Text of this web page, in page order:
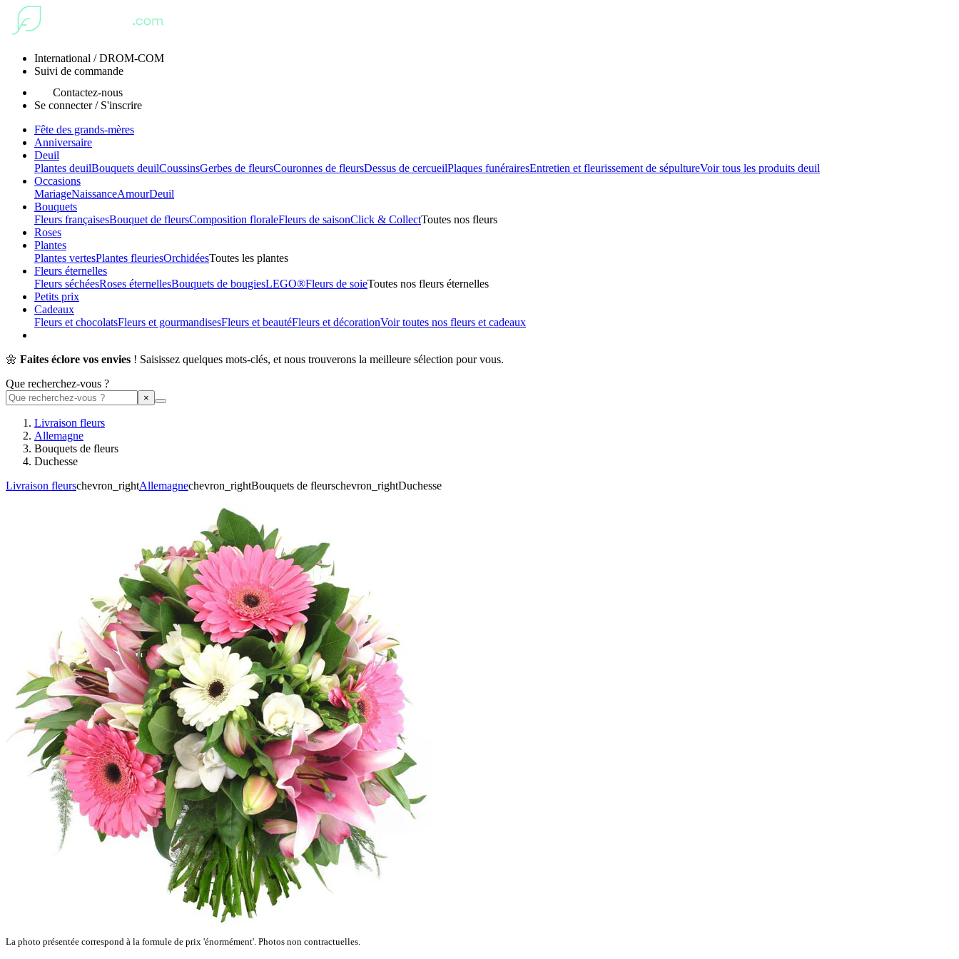
International / DROM-COM
Suivi de commande
Contactez-nous
Se connecter / S'inscrire
Fête des grands-mères
Anniversaire
Deuil
Plantes deuilBouquets deuilCoussinsGerbes de fleursCouronnes de fleursDessus de cercueilPlaques funérairesEntretien et fleurissement de sépultureVoir tous les produits deuil
Occasions
MariageNaissanceAmourDeuil
Bouquets
Fleurs françaisesBouquet de fleursComposition floraleFleurs de saisonClick & CollectToutes nos fleurs
Roses
Plantes
Plantes vertesPlantes fleuriesOrchidéesToutes les plantes
Fleurs éternelles
Fleurs séchéesRoses éternellesBouquets de bougiesLEGO®Fleurs de soieToutes nos fleurs éternelles
Petits prix
Cadeaux
Fleurs et chocolatsFleurs et gourmandisesFleurs et beautéFleurs et décorationVoir toutes nos fleurs et cadeaux
🌼 Faites éclore vos envies ! Saisissez quelques mots-clés, et nous trouverons la meilleure sélection pour vous.
Que recherchez-vous ?
Livraison fleurs
Allemagne
Bouquets de fleurs
Duchesse
Livraison fleurschevron_rightAllemagnechevron_rightBouquets de fleurschevron_rightDuchesse
La photo présentée correspond à la formule de prix 'énormément'. Photos non contractuelles.